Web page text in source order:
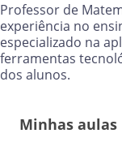
Professor de
experiência no
especializado na
ferramentas
dos alunos.
Minhas aulas